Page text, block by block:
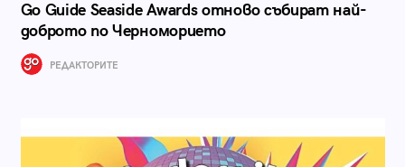
Go Guide Seaside Awards отново събират най-
доброто по Черноморието
РЕДАКТОРИТЕ